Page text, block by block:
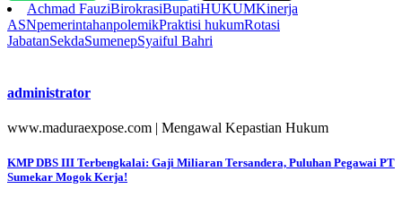
Achmad FauziBirokrasiBupatiHUKUMKinerja
ASNpemerintahanpolemikPraktisi hukumRotasi
JabatanSekdaSumenepSyaiful Bahri
administrator
www.maduraexpose.com | Mengawal Kepastian Hukum
Navigasi
KMP DBS III Terbengkalai: Gaji Miliaran Tersandera, Puluhan Pegawai PT
Sumekar Mogok Kerja!